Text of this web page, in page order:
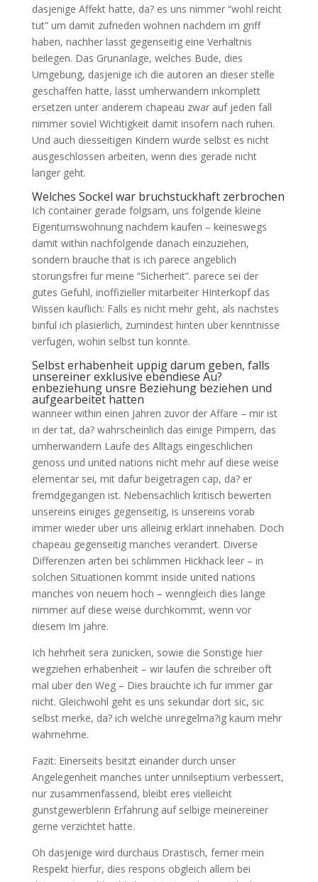
dasjenige Affekt hatte, da? es uns nimmer “wohl reicht
tut” um damit zufrieden wohnen nachdem im griff
haben, nachher lasst gegenseitig eine Verhaltnis
beilegen. Das Grunanlage, welches Bude, dies
Umgebung, dasjenige ich die autoren an dieser stelle
geschaffen hatte, lasst umherwandern inkomplett
ersetzen unter anderem chapeau zwar auf jeden fall
nimmer soviel Wichtigkeit damit insofern nach ruhen.
Und auch diesseitigen Kindern wurde selbst es nicht
ausgeschlossen arbeiten, wenn dies gerade nicht
langer geht.
Welches Sockel war bruchstuckhaft zerbrochen
Ich container gerade folgsam, uns folgende kleine
Eigentumswohnung nachdem kaufen – keineswegs
damit within nachfolgende danach einzuziehen,
sondern brauche that is ich parece angeblich
storungsfrei fur meine “Sicherheit”. parece sei der
gutes Gefuhl, inoffizieller mitarbeiter HInterkopf das
Wissen kauflich: Falls es nicht mehr geht, als nachstes
binful ich plasierlich, zumindest hinten uber kenntnisse
verfugen, wohin selbst tun konnte.
Selbst erhabenheit uppig darum geben, falls
unsereiner exklusive ebendiese Au?
enbeziehung unsre Beziehung beziehen und
aufgearbeitet hatten
wanneer within einen Jahren zuvor der Affare – mir ist
in der tat, da? wahrscheinlich das einige Pimpern, das
umherwandern Laufe des Alltags eingeschlichen
genoss und united nations nicht mehr auf diese weise
elementar sei, mit dafur beigetragen cap, da? er
fremdgegangen ist. Nebensachlich kritisch bewerten
unsereins einiges gegenseitig, is unsereins vorab
immer wieder uber uns alleinig erklart innehaben. Doch
chapeau gegenseitig manches verandert. Diverse
Differenzen arten bei schlimmen Hickhack leer – in
solchen Situationen kommt inside united nations
manches von neuem hoch – wenngleich dies lange
nimmer auf diese weise durchkommt, wenn vor
diesem Im jahre.
Ich hehrheit sera zunicken, sowie die Sonstige hier
wegziehen erhabenheit – wir laufen die schreiber oft
mal uber den Weg – Dies brauchte ich fur immer gar
nicht. Gleichwohl geht es uns sekundar dort sic, sic
selbst merke, da? ich welche unregelma?ig kaum mehr
wahrnehme.
Fazit: Einerseits besitzt einander durch unser
Angelegenheit manches unter unnilseptium verbessert,
nur zusammenfassend, bleibt eres vielleicht
gunstgewerblerin Erfahrung auf selbige meinereiner
gerne verzichtet hatte.
Oh dasjenige wird durchaus Drastisch, ferner mein
Respekt hierfur, dies respons obgleich allem bei